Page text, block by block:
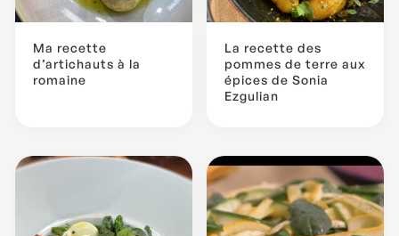
Ma recette
d’artichauts à la
romaine
La recette des
pommes de terre aux
épices de Sonia
Ezgulian